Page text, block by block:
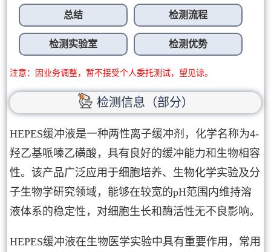
总结 检测流程
检测实验室 检测优势
注意：因业务调整，暂不接受个人委托测试，望见谅。
检测信息（部分）
HEPES缓冲液是一种两性离子缓冲剂，化学名称为4-
羟乙基哌嗪乙磺酸，具有良好的缓冲能力和生物相容
性。该产品广泛应用于细胞培养、生物化学实验及分
子生物学研究领域，能够在较宽的pH范围内维持溶
液体系的稳定性，对细胞生长和酶活性无不良影响。
HEPES缓冲液在生物医学实验中具有重要作用，常用